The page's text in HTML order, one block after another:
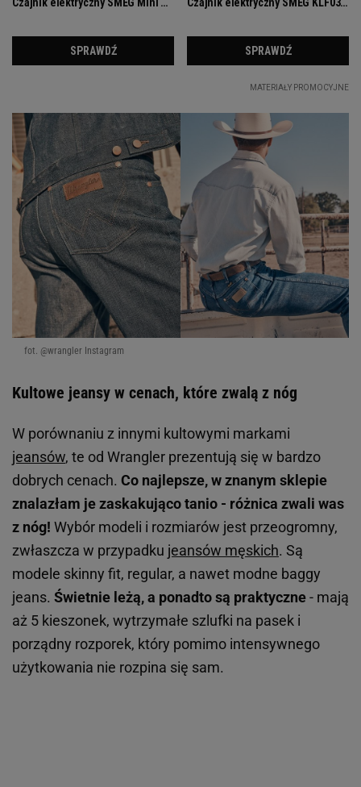
fot. @wrangler Instagram
Kultowe jeansy w cenach, które zwalą z nóg
W porównaniu z innymi kultowymi markami
jeansów, te od Wrangler prezentują się w bardzo
dobrych cenach. Co najlepsze, w znanym sklepie
znalazłam je zaskakująco tanio - różnica zwali was
z nóg! Wybór modeli i rozmiarów jest przeogromny,
zwłaszcza w przypadku jeansów męskich. Są
modele skinny fit, regular, a nawet modne baggy
jeans. Świetnie leżą, a ponadto są praktyczne- mają
aż 5 kieszonek, wytrzymałe szlufki na pasek i
porządny rozporek, który pomimo intensywnego
użytkowania nie rozpina się sam.